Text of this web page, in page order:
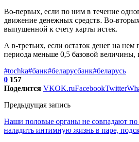
Во-первых, если по ним в течение
движение денежных средств. Во-
выпущенной к счету карты истек.
А в-третьих, если остаток денег на нем
периода меньше 0,5 базовой величины,
#tochka#банк#беларусбанк#беларусь
0 157
Поделится VKOK.ruFacebookTwitter
Предыдущая запись
Наши половые органы не совпадают
наладить интимную жизнь в паре,